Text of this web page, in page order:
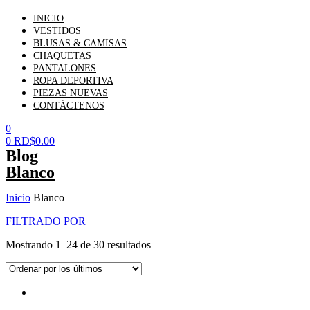
INICIO
VESTIDOS
BLUSAS & CAMISAS
CHAQUETAS
PANTALONES
ROPA DEPORTIVA
PIEZAS NUEVAS
CONTÁCTENOS
0
0 RD$0.00
Blog
Blanco
Inicio Blanco
FILTRADO POR
Mostrando 1–24 de 30 resultados